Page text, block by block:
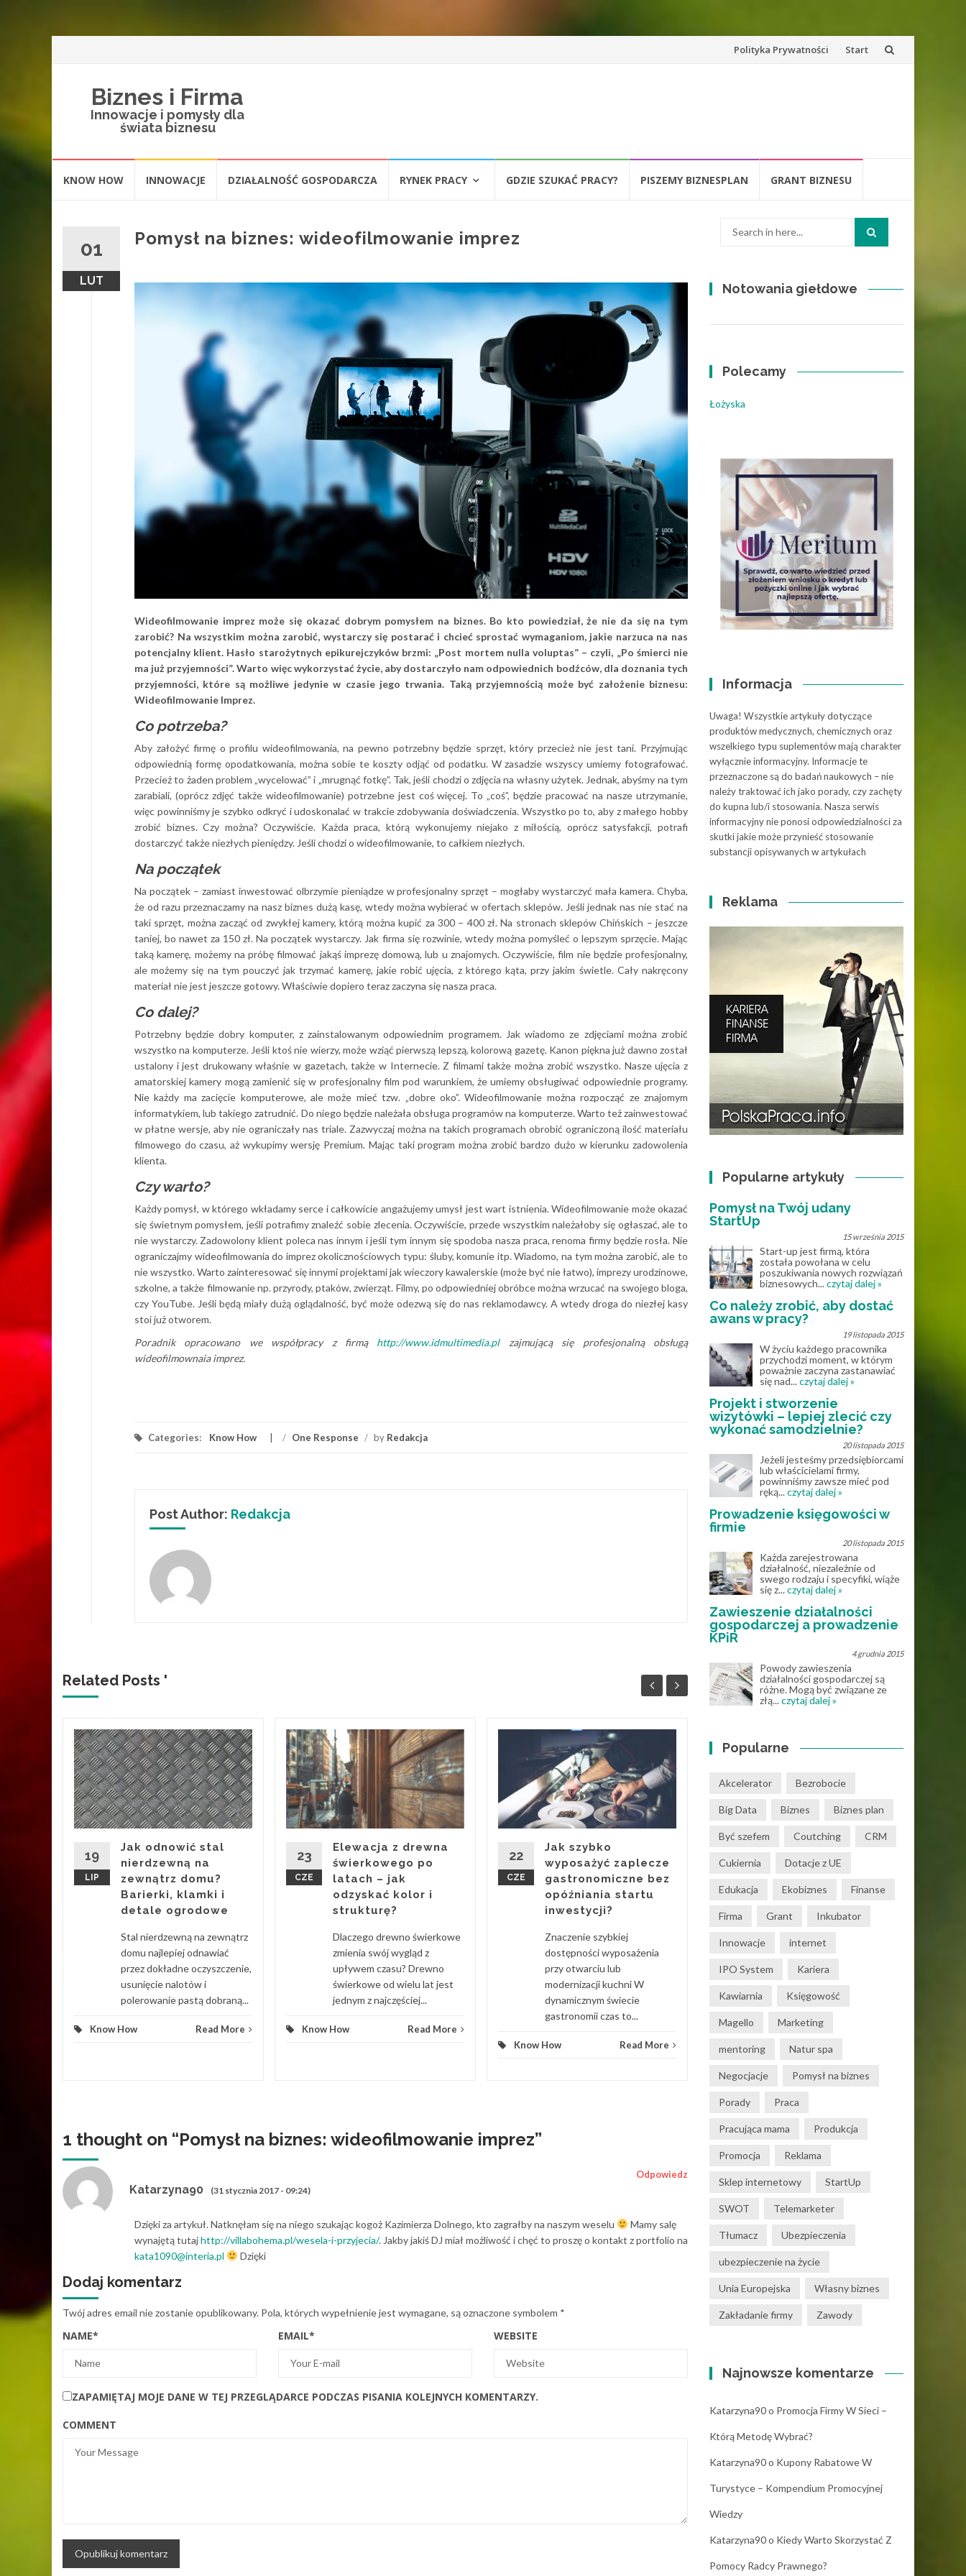
Skip
Polityka Prywatności Start
Biznes i Firma
Innowacje i pomysły dla
świata biznesu
KNOW HOW INNOWACJE DZIAŁALNOŚĆ GOSPODARCZA RYNEK PRACY GDZIE SZUKAĆ PRACY? PISZEMY BIZNESPLAN GRANT BIZNESU
01
LUT
Pomysł na biznes: wideofilmowanie imprez
Wideofilmowanie imprez może się okazać dobrym pomysłem na biznes. Bo kto powiedział, że nie da się na tym
zarobić? Na wszystkim można zarobić, wystarczy się postarać i chcieć sprostać wymaganiom, jakie narzuca na nas
potencjalny klient. Hasło starożytnych epikurejczyków brzmi: „Post mortem nulla voluptas” – czyli, „Po śmierci nie
ma już przyjemności”. Warto więc wykorzystać życie, aby dostarczyło nam odpowiednich bodźców, dla doznania tych
przyjemności, które są możliwe jedynie w czasie jego trwania. Taką przyjemnością może być założenie biznesu:
Wideofilmowanie Imprez.
Co potrzeba?
Aby założyć firmę o profilu wideofilmowania, na pewno potrzebny będzie sprzęt, który przecież nie jest tani. Przyjmując
odpowiednią formę opodatkowania, można sobie te koszty odjąć od podatku. W zasadzie wszyscy umiemy fotografować.
Przecież to żaden problem „wycelować” i „mrugnąć fotkę”. Tak, jeśli chodzi o zdjęcia na własny użytek. Jednak, abyśmy na tym
zarabiali, (oprócz zdjęć także wideofilmowanie) potrzebne jest coś więcej. To „coś”, będzie pracować na nasze utrzymanie,
więc powinniśmy je szybko odkryć i udoskonalać w trakcie zdobywania doświadczenia. Wszystko po to, aby z małego hobby
zrobić biznes. Czy można? Oczywiście. Każda praca, którą wykonujemy niejako z miłością, oprócz satysfakcji, potrafi
dostarczyć także niezłych pieniędzy. Jeśli chodzi o wideofilmowanie, to całkiem niezłych.
Na początek
Na początek – zamiast inwestować olbrzymie pieniądze w profesjonalny sprzęt – mogłaby wystarczyć mała kamera. Chyba,
że od razu przeznaczamy na nasz biznes dużą kasę, wtedy można wybierać w ofertach sklepów. Jeśli jednak nas nie stać na
taki sprzęt, można zacząć od zwykłej kamery, którą można kupić za 300 – 400 zł. Na stronach sklepów Chińskich – jeszcze
taniej, bo nawet za 150 zł. Na początek wystarczy. Jak firma się rozwinie, wtedy można pomyśleć o lepszym sprzęcie. Mając
taką kamerę, możemy na próbę filmować jakąś imprezę domową, lub u znajomych. Oczywiście, film nie będzie profesjonalny,
ale możemy się na tym pouczyć jak trzymać kamerę, jakie robić ujęcia, z którego kąta, przy jakim świetle. Cały nakręcony
materiał nie jest jeszcze gotowy. Właściwie dopiero teraz zaczyna się nasza praca.
Co dalej?
Potrzebny będzie dobry komputer, z zainstalowanym odpowiednim programem. Jak wiadomo ze zdjęciami można zrobić
wszystko na komputerze. Jeśli ktoś nie wierzy, może wziąć pierwszą lepszą, kolorową gazetę. Kanon piękna już dawno został
ustalony i jest drukowany właśnie w gazetach, także w Internecie. Z filmami także można zrobić wszystko. Nasze ujęcia z
amatorskiej kamery mogą zamienić się w profesjonalny film pod warunkiem, że umiemy obsługiwać odpowiednie programy.
Nie każdy ma zacięcie komputerowe, ale może mieć tzw. „dobre oko”. Wideofilmowanie można rozpocząć ze znajomym
informatykiem, lub takiego zatrudnić. Do niego będzie należała obsługa programów na komputerze. Warto też zainwestować
w płatne wersje, aby nie ograniczały nas triale. Zazwyczaj można na takich programach obrobić ograniczoną ilość materiału
filmowego do czasu, aż wykupimy wersję Premium. Mając taki program można zrobić bardzo dużo w kierunku zadowolenia
klienta.
Czy warto?
Każdy pomysł, w którego wkładamy serce i całkowicie angażujemy umysł jest wart istnienia. Wideofilmowanie może okazać
się świetnym pomysłem, jeśli potrafimy znaleźć sobie zlecenia. Oczywiście, przede wszystkim należałoby się ogłaszać, ale to
nie wystarczy. Zadowolony klient poleca nas innym i jeśli tym innym się spodoba nasza praca, renoma firmy będzie rosła. Nie
ograniczajmy wideofilmowania do imprez okolicznościowych typu: śluby, komunie itp. Wiadomo, na tym można zarobić, ale to
nie wszystko. Warto zainteresować się innymi projektami jak wieczory kawalerskie (może być nie łatwo), imprezy urodzinowe,
szkolne, a także filmowanie np. przyrody, ptaków, zwierząt. Filmy, po odpowiedniej obróbce można wrzucać na swojego bloga,
czy YouTube. Jeśli będą miały dużą oglądalność, być może odezwą się do nas reklamodawcy. A wtedy droga do niezłej kasy
stoi już otworem.
Poradnik opracowano we współpracy z firmą http://www.idmultimedia.plzajmującą się profesjonalną obsługą
wideofilmownaia imprez.
Categories: Know How / One Response / by Redakcja
Post Author: Redakcja
Related Posts '
19
LIP
Jak odnowić stal
nierdzewną na
zewnątrz domu?
Barierki, klamki i
detale ogrodowe
Stal nierdzewną na zewnątrz
domu najlepiej odnawiać
przez dokładne oczyszczenie,
usunięcie nalotów i
polerowanie pastą dobraną...
Know How Read More
23
CZE
Elewacja z drewna
świerkowego po
latach – jak
odzyskać kolor i
strukturę?
Dlaczego drewno świerkowe
zmienia swój wygląd z
upływem czasu? Drewno
świerkowe od wielu lat jest
jednym z najczęściej...
Know How Read More
22
CZE
Jak szybko
wyposażyć zaplecze
gastronomiczne bez
opóźniania startu
inwestycji?
Znaczenie szybkiej
dostępności wyposażenia
przy otwarciu lub
modernizacji kuchni W
dynamicznym świecie
gastronomii czas to...
Know How Read More
25
MAJ
Muzyka online – jak
sposób korzystania z
osoby uczące się gry na
ograniczone dostępnością
materiałów muzycznych.
1 thought on “Pomysł na biznes: wideofilmowanie imprez”
Katarzyna90 (31 stycznia 2017 - 09:24)
Odpowiedz
Dzięki za artykuł. Natknęłam się na niego szukając kogoż Kazimierza Dolnego, kto zagrałby na naszym weselu
Mamy salę
wynajętą tutajhttp://villabohema.pl/wesela-i-przyjecia/. Jakby jakiś DJ miał możliwość i chęć to proszę o kontakt z portfolio na
kata1090@interia.pl
Dzięki
Dodaj komentarz
Twój adres email nie zostanie opublikowany. Pola, których wypełnienie jest wymagane, są oznaczone symbolem *
NAME* EMAIL* WEBSITE
ZAPAMIĘTAJ MOJE DANE W TEJ PRZEGLĄDARCE PODCZAS PISANIA KOLEJNYCH KOMENTARZY.
COMMENT
Notowania giełdowe
Polecamy
Łożyska
Informacja
Uwaga! Wszystkie artykuły dotyczące
produktów medycznych, chemicznych oraz
wszelkiego typu suplementów mają charakter
wyłącznie informacyjny. Informacje te
przeznaczone są do badań naukowych – nie
należy traktować ich jako porady, czy zachęty
do kupna lub/i stosowania. Nasza serwis
informacyjny nie ponosi odpowiedzialności za
skutki jakie może przynieść stosowanie
substancji opisywanych w artykułach
Reklama
Popularne artykuły
Pomysł na Twój udany
StartUp
15 września 2015
Start-up jest firmą, która
została powołana w celu
poszukiwania nowych rozwiązań
biznesowych...czytaj dalej »
Co należy zrobić, aby dostać
awans w pracy?
19 listopada 2015
W życiu każdego pracownika
przychodzi moment, w którym
poważnie zaczyna zastanawiać
się nad...czytaj dalej »
Projekt i stworzenie
wizytówki – lepiej zlecić czy
wykonać samodzielnie?
20 listopada 2015
Jeżeli jesteśmy przedsiębiorcami
lub właścicielami firmy,
powinniśmy zawsze mieć pod
ręką...czytaj dalej »
Prowadzenie księgowości w
firmie
20 listopada 2015
Każda zarejestrowana
działalność, niezależnie od
swego rodzaju i specyfiki, wiąże
się z...czytaj dalej »
Zawieszenie działalności
gospodarczej a prowadzenie
KPiR
4 grudnia 2015
Powody zawieszenia
działalności gospodarczej są
różne. Mogą być związane ze
złą...czytaj dalej »
Popularne
Akcelerator Bezrobocie
Big Data Biznes Biznes plan
Być szefem Coutching CRM
Cukiernia Dotacje z UE
Edukacja Ekobiznes Finanse
Firma Grant Inkubator
Innowacje internet
IPO System Kariera
Kawiarnia Księgowość
Magello Marketing
mentoring Natur spa
Negocjacje Pomysł na biznes
Porady Praca
Pracująca mama Produkcja
Promocja Reklama
Sklep internetowy StartUp
SWOT Telemarketer
Tłumacz Ubezpieczenia
ubezpieczenie na życie
Unia Europejska Własny biznes
Zakładanie firmy Zawody
Najnowsze komentarze
Katarzyna90o Promocja Firmy W Sieci –
Którą Metodę Wybrać?
Katarzyna90o Kupony Rabatowe W
Turystyce – Kompendium Promocyjnej
Wiedzy
Katarzyna90o Kiedy Warto Skorzystać Z
Pomocy Radcy Prawnego?